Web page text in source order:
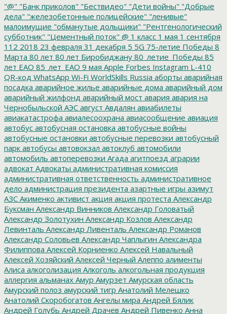
"@" "Банк приколов" "Бествидео" "Дети войны" "Добрые
дела" "железобетонные полицейские" "ленивые"
малоимущие "обманутые дольщики" "Рентгенологический
субботник" "Цементный поток" @ 1 класс 1 мая 1 сентября
112 2018 23 февраля 31 декабря 5 5G 75-летие Победы 8
Марта 80 лет 80 лет Биробиджану 80_летие_Победы 85
лет ЕАО 85_лет_ЕАО 9 мая Apple Forbes Instagram L-410
QR-код WhatsApp Wi-Fi WorldSkills Russia аборты аварийная
посадка аварийное жилье аварийные дома аварийный дом
аварийный жилфонд аварийный мост авария авария на
Чернобыльской АЭС август Авдалян авиабилеты
авиакатастрофа авиалесоохрана авиасообщение авиация
автобус автобусная остановка автобусные войны
автобусные остановки автобусные перевозки автобусный
парк автобусы автовокзал автоклуб автомобили
автомобиль автоперевозки Агада агитпоезд аграрии
адвокат Адвокаты административная комиссия
административная ответственность административное
дело администрация президента азартные игры азимут
АЗС Акименко активист акция акция протеста Александр
Буксман Александр Винников Александр Головатый
Александр Золотухин Александр Козлов Александр
Левинталь Александр Ливенталь Александр Романов
Александр Соловьев Александр Чаплыгин Александра
Филиппова Алексей Корниенко Алексей Навальный
Алексей Хозяйский Алексей Черный Алеппо алименты
Алиса алкоголизация Алкоголь алкогольная продукция
аллергия альманах Амур Амурзет Амурская область
Амурский полоз амурский тигр Анатолий Мелешко
Анатолий Скоробогатов Ангелы мира Андрей Бялик
Андрей Голубь Андрей Драчев Андрей Пивенко Анна